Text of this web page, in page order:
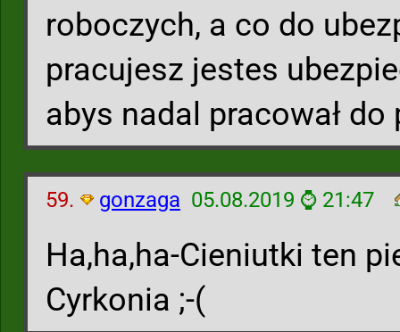
roboczych, a co do
pracujesz jestes
abys nadal pracował
59. gonzaga 05.08.2019 ⌚ 21:47
Ha,ha,ha-Cieniutki ten
Cyrkonia ;-(